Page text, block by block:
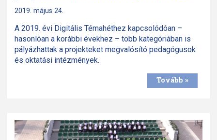
2019. május 24.
A 2019. évi Digitális Témahéthez kapcsolódóan –
hasonlóan a korábbi évekhez – több kategóriában is
pályázhattak a projekteket megvalósító pedagógusok
és oktatási intézmények.
Tovább »